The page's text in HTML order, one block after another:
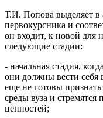
Т.И. Попова выделяет в
первокурсника и
он входит, к новой для
следующие стадии:
- начальная стадия,
они должны вести себя
еще не готовы
среды вуза и
ценностей;